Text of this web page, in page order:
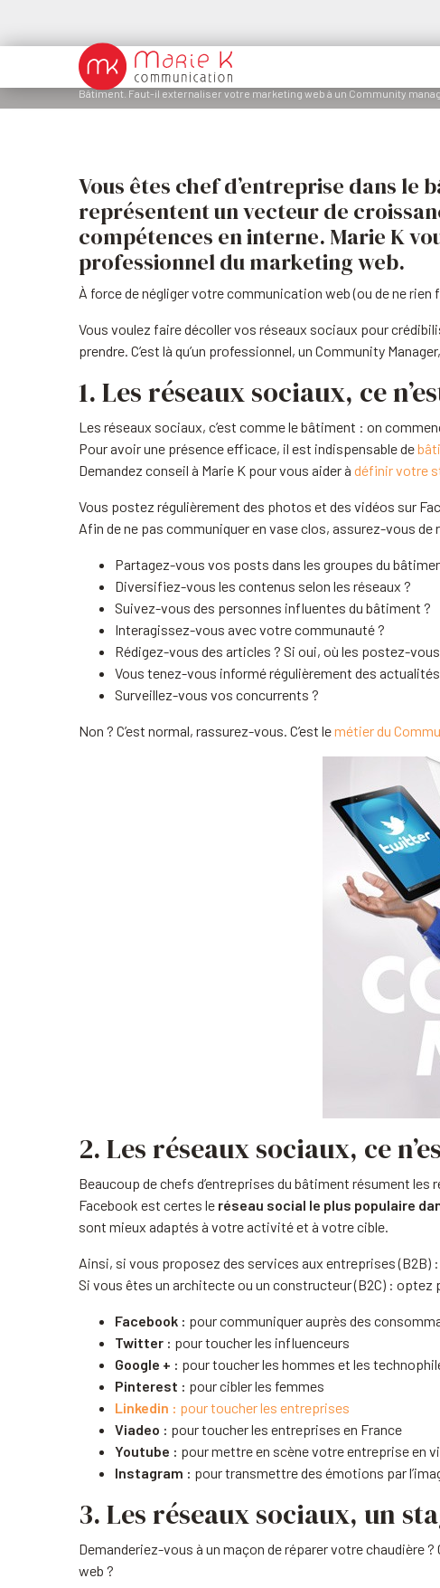
Bâtiment. Faut-il externaliser votre marketing web à un Community
Vous êtes chef d’entreprise dans le
représentent un vecteur de
compétences en interne. Marie K
professionnel du marketing web.
À force de négliger votre communication web (ou de ne
Vous voulez faire décoller vos réseaux sociaux pour
prendre. C’est là qu’un professionnel, un Community
1. Les réseaux sociaux, ce
Les réseaux sociaux, c’est comme le bâtiment : on
Pour avoir une présence efficace, il est indispensable de
Demandez conseil à Marie K pour vous aider à définir votre
Vous postez régulièrement des photos et des vidéos sur
Afin de ne pas communiquer en vase clos, assurez-vous
Partagez-vous vos posts dans les groupes du
Diversifiez-vous les contenus selon les réseaux ?
Suivez-vous des personnes influentes du bâtiment ?
Interagissez-vous avec votre communauté ?
Rédigez-vous des articles ? Si oui, où les postez-
Vous tenez-vous informé régulièrement des
Surveillez-vous vos concurrents ?
Non ? C’est normal, rassurez-vous. C’est lemétier du
2. Les réseaux sociaux, ce
Beaucoup de chefs d’entreprises du bâtiment résument les
Facebook est certes le réseau social le plus populaire
sont mieux adaptés à votre activité et à votre cible.
Ainsi, si vous proposez des services aux entreprises
Si vous êtes un architecte ou un constructeur (B2C) :
Facebook : pour communiquer auprès des
Twitter : pour toucher les influenceurs
Google + : pour toucher les hommes et les
Pinterest : pour cibler les femmes
Linkedin : pour toucher les entreprises
Viadeo : pour toucher les entreprises en France
Youtube : pour mettre en scène votre entreprise en
Instagram : pour transmettre des émotions par
3. Les réseaux sociaux, un
Demanderiez-vous à un maçon de réparer votre chaudière
web ?